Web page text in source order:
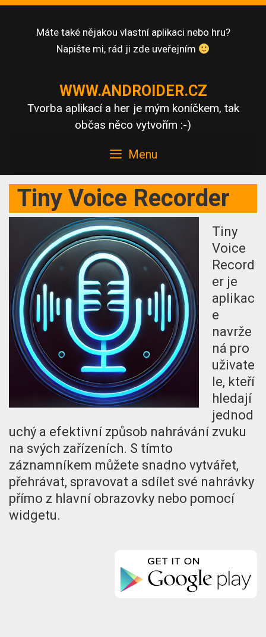
Skip
content
Máte také nějakou vlastní aplikaci nebo hru?
Napište mi, rád ji zde uveřejním
WWW.ANDROIDER.CZ
Tvorba aplikací a her je mým koníčkem, tak
občas něco vytvořím :-)
Menu
Tiny Voice Recorder
Tiny
Voice
Record
er je
aplikac
e
navrže
ná pro
uživate
le, kteří
hledají
jednod
uchý a efektivní způsob nahrávání zvuku
na svých zařízeních. S tímto
záznamníkem můžete snadno vytvářet,
přehrávat, spravovat a sdílet své nahrávky
přímo z hlavní obrazovky nebo pomocí
widgetu.